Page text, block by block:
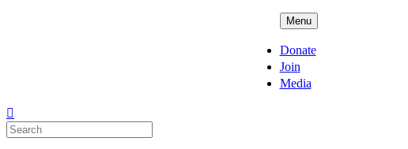
Menu
Donate
Join
Media
Search
for: